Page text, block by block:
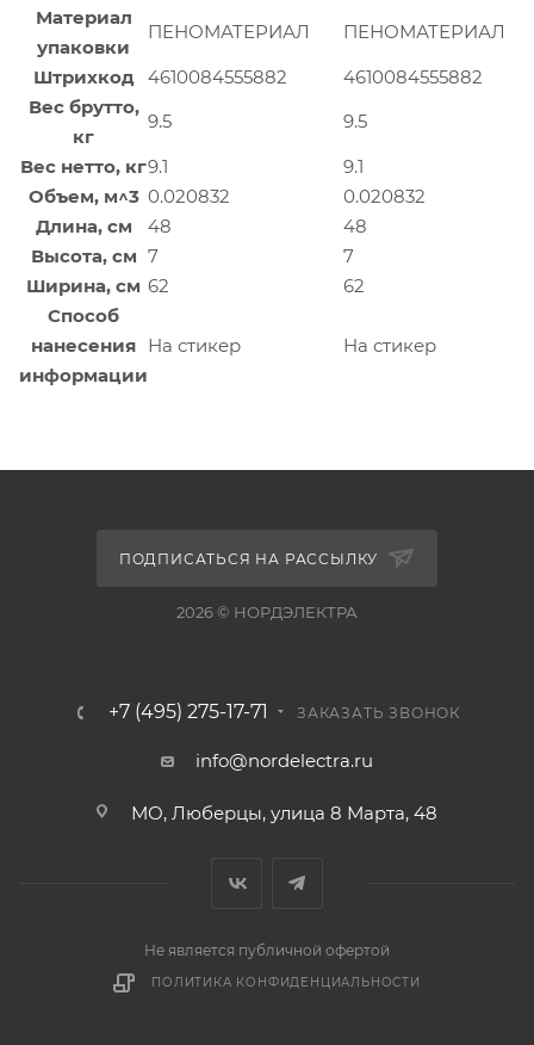
Материал
упаковки
ПЕНОМАТЕРИАЛ
ПЕНОМАТЕРИАЛ
Штрихкод
4610084555882
4610084555882
Вес брутто,
кг
9.5
9.5
Вес нетто, кг9.1
9.1
Объем, м^3 0.020832
0.020832
Длина, см
48
48
Высота, см 7
7
Ширина, см 62
62
Способ
нанесения
информации
На стикер На стикер
ПОДПИСАТЬСЯ НА РАССЫЛКУ
2026 © НОРДЭЛЕКТРА
+7 (495) 275-17-71 ЗАКАЗАТЬ ЗВОНОК
info@nordelectra.ru
МО, Люберцы, улица 8 Марта, 48
Не является публичной офертой
ПОЛИТИКА КОНФИДЕНЦИАЛЬНОСТИ